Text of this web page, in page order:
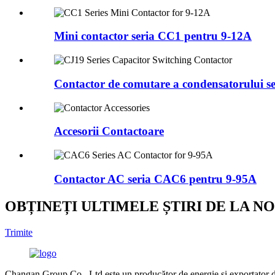
Mini contactor seria CC1 pentru 9-12A
Contactor de comutare a condensatorului
Accesorii Contactoare
Contactor AC seria CAC6 pentru 9-95A
OBȚINEȚI ULTIMELE ȘTIRI DE LA
Trimite